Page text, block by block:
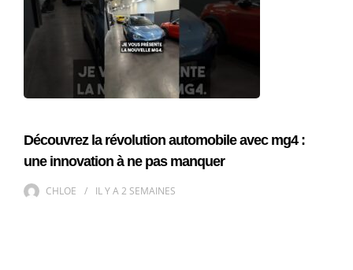
Découvrez la révolution automobile avec mg4 :
une innovation à ne pas manquer
CHLOE IL Y A2 SEMAINES